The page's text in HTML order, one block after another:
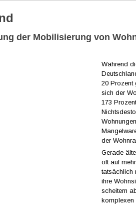
der Mobilisierung von
Während
20 Prozent
sich der
173
der
Gerade
oft auf
tatsächlich
ihre
scheitern
komplexen